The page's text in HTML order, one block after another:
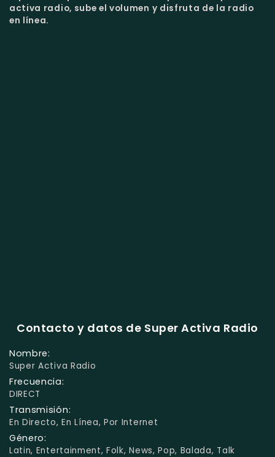
activa radio, sube el volumen y disfruta de la radio
en línea.
Contacto y datos de Super Activa Radio
Nombre:
Super Activa Radio
Frecuencia:
DIRECT
Transmisión:
En Directo, En Línea, Por Internet
Género:
Latin, Entertainment, Folk, News, Pop, Balada, Talk